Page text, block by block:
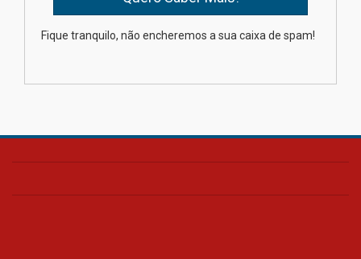
Transformadora reúne
Fique tranquilo, não encheremos a sua caixa de spam!